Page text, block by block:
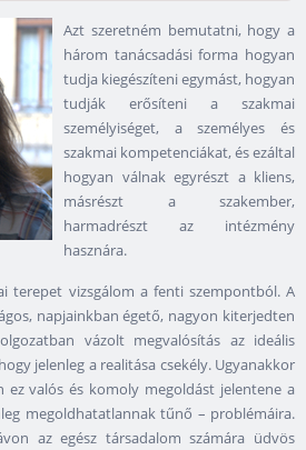
Azt szeretném bemutatni, hogy a
három tanácsadási forma hogyan
tudja kiegészíteni egymást, hogyan
tudják erősíteni a szakmai
személyiséget, a személyes és
szakmai kompetenciákat, és ezáltal
hogyan válnak egyrészt a kliens,
másrészt a szakember,
harmadrészt az intézmény
hasznára.
terepet vizsgálom a fenti szempontból. A
napjainkban égető, nagyon kiterjedten
vázolt megvalósítás az ideális
jelenleg a realitása csekély. Ugyanakkor
ez valós és komoly megoldást jelentene a
megoldhatatlannak tűnő – problémáira.
az egész társadalom számára üdvös